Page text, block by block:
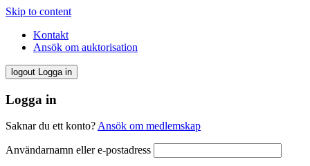
Skip to content
Kontakt
Ansök om auktorisation
logout Logga in
Logga in
Saknar du ett konto?Ansök om medlemskap
Användarnamn eller e-postadress